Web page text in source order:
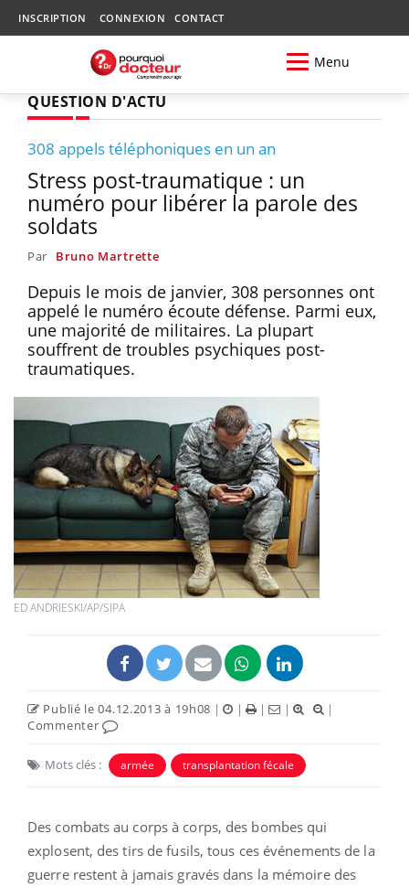
INSCRIPTION CONNEXION CONTACT
Menu
QUESTION D'ACTU
308 appels téléphoniques en un an
Stress post-traumatique : un
numéro pour libérer la parole des
soldats
Par Bruno Martrette
Depuis le mois de janvier, 308 personnes ont
appelé le numéro écoute défense. Parmi eux,
une majorité de militaires. La plupart
souffrent de troubles psychiques post-
traumatiques.
ED ANDRIESKI/AP/SIPA
Publié le 04.12.2013 à 19h08 | | | |
|
Commenter
Mots clés : armée transplantation fécale
Des combats au corps à corps, des bombes qui
explosent, des tirs de fusils, tous ces événements de la
guerre restent à jamais gravés dans la mémoire des